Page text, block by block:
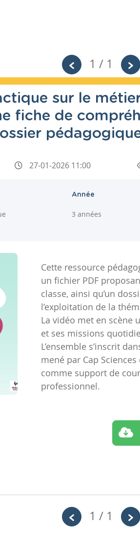
1 / 1
sur le
fiche de
27-01-2026 11:00
Année
3 années
Cette ressource
un fichier PDF
classe, ainsi qu’un
l’exploitation de la
La vidéo met en scène
et ses missions
L’ensemble s’inscrit
mené par Cap
comme support de
professionnel.
1 / 1